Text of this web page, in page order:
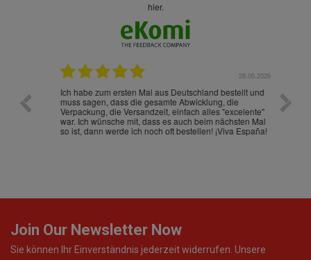
hier.
28.05.2026
Ich habe zum ersten Mal aus Deutschland bestellt und
muss sagen, dass die gesamte Abwicklung, die
Verpackung, die Versandzeit, einfach alles "excelente"
war. Ich wünsche mit, dass es auch beim nächsten Mal
so ist, dann werde ich noch oft bestellen! ¡Viva España!
Die
gut
ist
Join Our Newsletter Now
Sie können Ihr Einverständnis jederzeit widerrufen. Unsere